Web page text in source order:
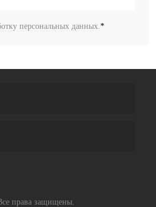
персональных данных. *
права защищены.